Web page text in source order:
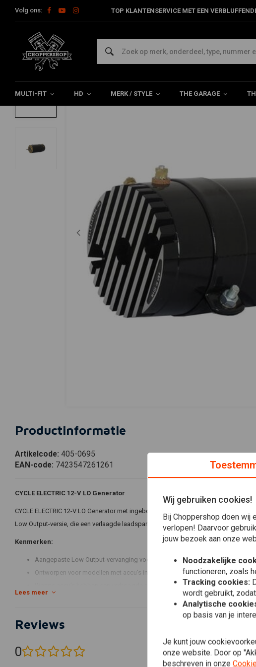
Volg ons: TOP KLANTENSERVICE MET EEN
MULTI-FIT HD MERK / STYLE THE GARAGE
Home 12 V LO-Generator | Ingebouwde Regelaar| Zwart
12 V LO-Generator | Ingebouwde Regelaar|
0/5 (0 reviews)
Productinformatie
Artikelcode: 405-0695
EAN-code: 7423547261261
CYCLE ELECTRIC 12-V LO Generator
CYCLE ELECTRIC 12-V LO Generator met ingebouwde elektronische
Low Output-versie, die een verlaagde laadspanning biedt. Hij is ontworpen voor
Kenmerken:
Aangepaste Low Output-vervanging voor OEM 29975-65B generator.
Ontworpen voor modellen met accu's in de tank (hoefijzer)
Warme accu's hebben een verhoogde chemische reactie en trekken
leiden tot overladen en een kokende accu. Het 926745 model met lage
Dezelfde uitrusting kan opnieuw worden gebruikt
Lees meer
Reviews
0 (0 beoordelingen)
Wij gebruiken cookies!
Bij Choppershop doen wij
verlopen! Daarvoor
jouw bezoek aan onze
Noodzakelijke
functioneren, zoals
Tracking cookies:
wordt gebruikt,
Analytische
op basis van je
Je kunt jouw
onze website. Door op
beschreven in onze